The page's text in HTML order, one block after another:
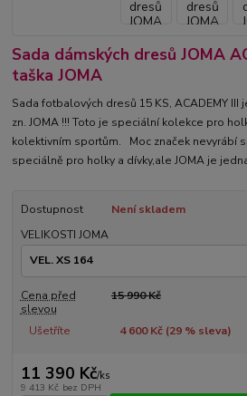
Sada dámských dresů JOMA
taška JOMA
Sada fotbalových dresů 15 KS, ACADEMY
zn. JOMA !!! Toto je speciální kolekce pro
kolektivním sportům. Moc značek nevyrábí
speciálně pro holky a dívky,ale JOMA je
Dostupnost
Není skladem
VELIKOSTI JOMA
Cena před
slevou
15 990 Kč
Ušetříte 4 600 Kč (29% sleva)
11 390 Kč/ks
9 413 Kč bez DPH